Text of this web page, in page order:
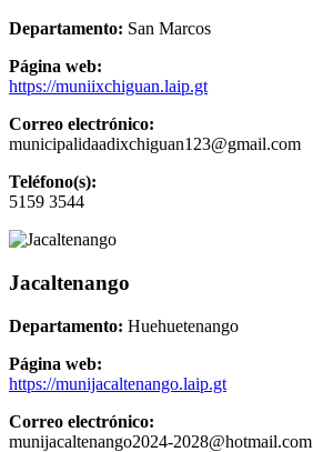
Departamento: San Marcos
Página web:
https://muniixchiguan.laip.gt
Correo electrónico:
municipalidaadixchiguan123@gmail.com
Teléfono(s):
5159 3544
Jacaltenango
Departamento: Huehuetenango
Página web:
https://munijacaltenango.laip.gt
Correo electrónico:
munijacaltenango2024-2028@hotmail.com